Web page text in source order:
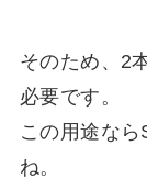
そのため、2
必要です。
この用途な
ね。